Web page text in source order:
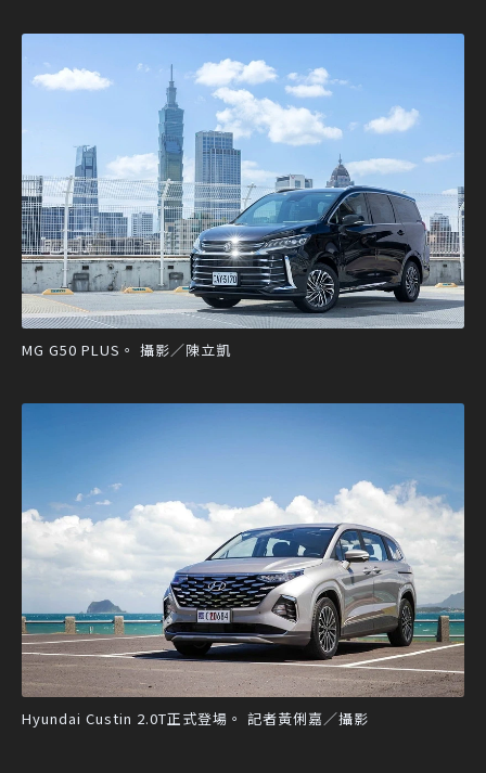
MG G50 PLUS。 攝影／陳立凱
Hyundai Custin 2.0T正式登場。 記者黃俐嘉／攝影